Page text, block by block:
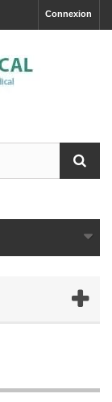
Connexion